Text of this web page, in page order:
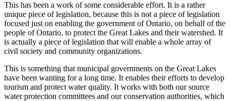
This has been a work of some considerable effort. It is a rather
unique piece of legislation, because this is not a piece of legislation
focused just on enabling the government of Ontario, on behalf of the
people of Ontario, to protect the Great Lakes and their watershed. It
is actually a piece of legislation that will enable a whole array of
civil society and community organizations.
This is something that municipal governments on the Great Lakes
have been wanting for a long time. It enables their efforts to develop
tourism and protect water quality. It works with both our source
water protection committees and our conservation authorities, which